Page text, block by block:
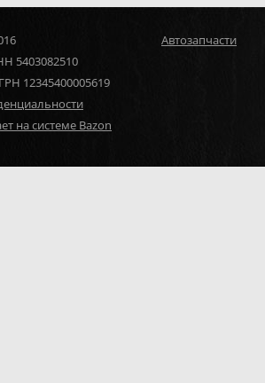
5403082510
12345400005619
на системе Bazon
Автозапчасти